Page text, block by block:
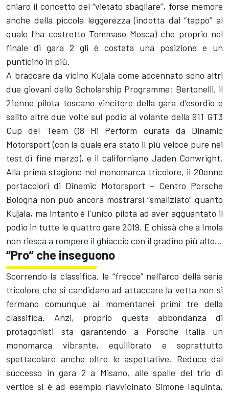
chiaro il concetto del “vietato sbagliare”, forse memore
anche della piccola leggerezza (indotta dal “tappo” al
quale l'ha costretto Tommaso Mosca) che proprio nel
finale di gara 2 gli è costata una posizione e un
punticino in più.
A braccare da vicino Kujala come accennato sono altri
due giovani dello Scholarship Programme: Bertonelli, il
21enne pilota toscano vincitore della gara d'esordio e
salito altre due volte sul podio al volante della 911 GT3
Cup del Team Q8 Hi Perform curata da Dinamic
Motorsport (con la quale era stato il più veloce pure nei
test di fine marzo), e il californiano Jaden Conwright.
Alla prima stagione nel monomarca tricolore, il 20enne
portacolori di Dinamic Motorsport – Centro Porsche
Bologna non può ancora mostrarsi “smaliziato” quanto
Kujala, ma intanto è l'unico pilota ad aver agguantato il
podio in tutte le quattro gare 2019. E chissà che a Imola
non riesca a rompere il ghiaccio con il gradino più alto...
“Pro” che inseguono
Scorrendo la classifica, le “frecce” nell'arco della serie
tricolore che si candidano ad attaccare la vetta non si
fermano comunque ai momentanei primi tre della
classifica. Anzi, proprio questa abbondanza di
protagonisti sta garantendo a Porsche Italia un
monomarca vibrante, equilibrato e soprattutto
spettacolare anche oltre le aspettative. Reduce dal
successo in gara 2 a Misano, alle spalle del trio di
vertice si è ad esempio riavvicinato Simone Iaquinta,